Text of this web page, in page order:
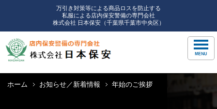
万引き対策等による商品ロスを防止する
私服による店内保安警備の専門会社
株式会社 日本保安（千葉県千葉市中央区）
ホーム お知らせ／新着情報 年始のご挨拶